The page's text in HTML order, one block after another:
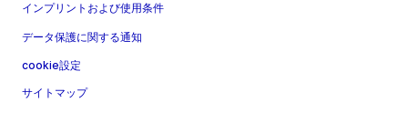
インプリントおよび使用条件
データ保護に関する通知
cookie設定
サイトマップ